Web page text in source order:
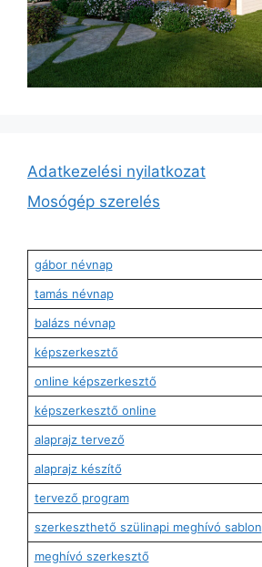
Adatkezelési nyilatkozat
Mosógép szerelés
gábor névnap
tamás névnap
balázs névnap
képszerkesztő
online képszerkesztő
képszerkesztő online
alaprajz tervező
alaprajz készítő
tervező program
szerkeszthető szülinapi meghívó sablon
meghívó szerkesztő